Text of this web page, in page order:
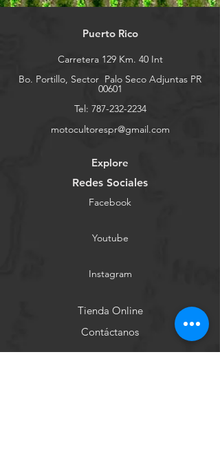
Puerto Rico
Carretera 129 Km. 40 Int
Bo. Portillo, Sector Palo Seco Adjuntas PR
00601
Tel: 787-232-2234
motocultorespr@gmail.com
Explore
Redes Sociales
Facebook
Youtube
Instagram
Tienda Online
Contáctanos